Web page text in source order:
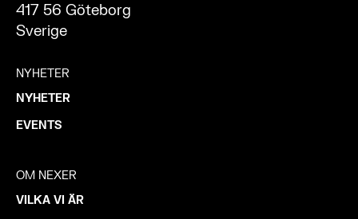
417 56 Göteborg
Sverige
NYHETER
NYHETER
EVENTS
OM NEXER
VILKA VI ÄR